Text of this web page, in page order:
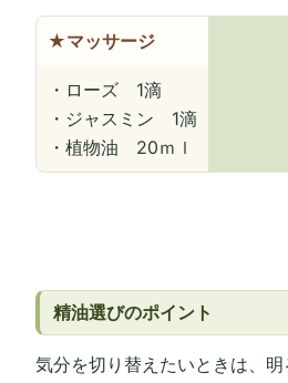
★マッサージ
・ローズ 1滴
・ジャスミン 1滴
・植物油 20ｍｌ
精油選びのポイント
気分を切り替えたいときは、